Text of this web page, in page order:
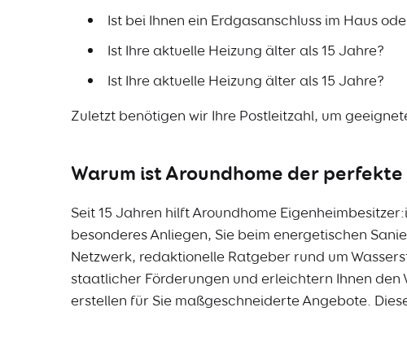
Ist bei Ihnen ein Erdgasanschluss im Haus
Ist Ihre aktuelle Heizung älter als 15 Jahre?
Ist Ihre aktuelle Heizung älter als 15 Jahre?
Zuletzt benötigen wir Ihre Postleitzahl, um
Warum ist Aroundhome der
Seit 15 Jahren hilft Aroundhome
besonderes Anliegen, Sie beim energetischen
Netzwerk, redaktionelle Ratgeber rund um
staatlicher Förderungen und erleichtern Ihnen den
erstellen für Sie maßgeschneiderte Angebote.